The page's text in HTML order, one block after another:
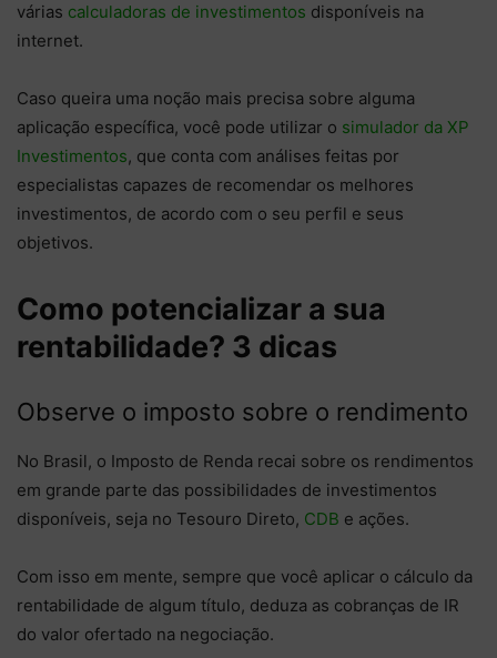
várias calculadoras de investimentos disponíveis na
internet.
Caso queira uma noção mais precisa sobre alguma
aplicação específica, você pode utilizar o simulador da XP
Investimentos, que conta com análises feitas por
especialistas capazes de recomendar os melhores
investimentos, de acordo com o seu perfil e seus
objetivos.
Como potencializar a sua
rentabilidade? 3 dicas
Observe o imposto sobre o rendimento
No Brasil, o Imposto de Renda recai sobre os rendimentos
em grande parte das possibilidades de investimentos
disponíveis, seja no Tesouro Direto, CDB e ações.
Com isso em mente, sempre que você aplicar o cálculo da
rentabilidade de algum título, deduza as cobranças de IR
do valor ofertado na negociação.